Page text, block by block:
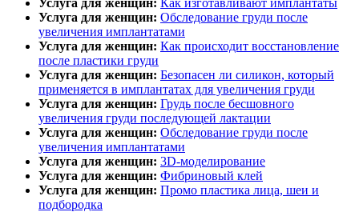
Услуга для женщин: Обследование груди после
увеличения имплантатами
Услуга для женщин: Как происходит восстановление
после пластики груди
Услуга для женщин: Безопасен ли силикон, который
применяется в имплантатах для увеличения груди
Услуга для женщин: Грудь после бесшовного
увеличения груди последующей лактации
Услуга для женщин: Обследование груди после
увеличения имплантатами
Услуга для женщин: 3D-моделирование
Услуга для женщин: Фибриновый клей
Услуга для женщин: Промо пластика лица, шеи и
подбородка